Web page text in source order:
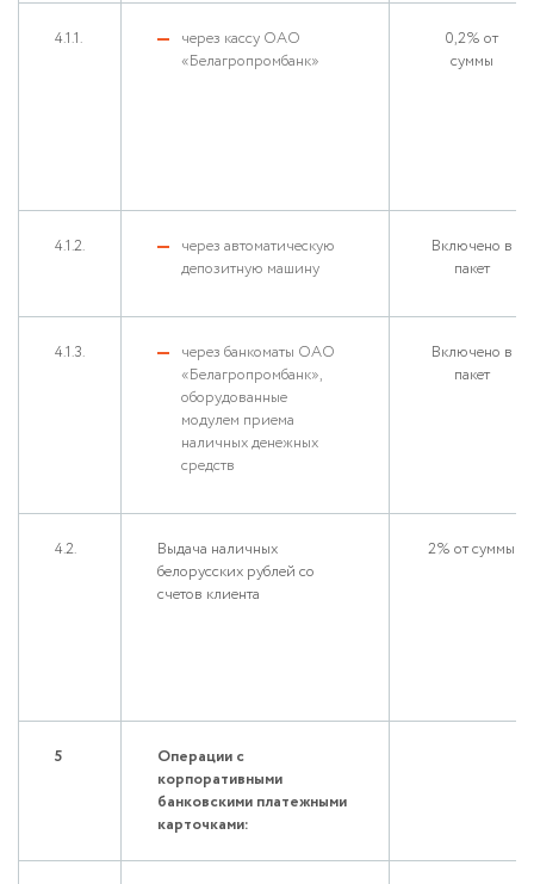
4.1.1.
через кассу ОАО
«Белагропромбанк»
0,2% от
суммы
4.1.2.
через автоматическую
депозитную машину
Включено в
пакет
4.1.3.
через банкоматы ОАО
«Белагропромбанк»,
оборудованные
модулем приема
наличных денежных
средств
Включено в
пакет
4.2.
Выдача наличных
белорусских рублей со
счетов клиента
2% от суммы
5
Операции с
корпоративными
банковскими платежными
карточками: